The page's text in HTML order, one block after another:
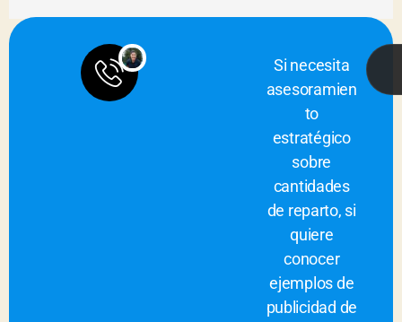
Si necesita
asesoramien
to
estratégico
sobre
cantidades
de reparto, si
quiere
conocer
ejemplos de
publicidad de